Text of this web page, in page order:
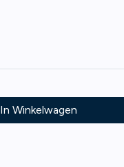
In Winkelwagen